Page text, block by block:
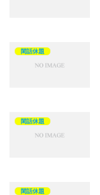
閑話休題
閑話休題
閑話休題